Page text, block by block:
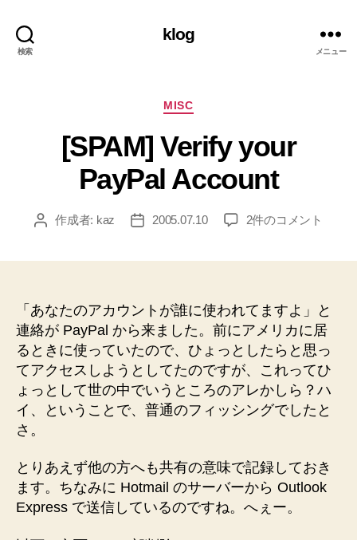
検索
klog
メニュー
カ
ゴ
リ
ー
MISC
[SPAM] Verify your
PayPal Account
投 作成者: kaz
投
2005.07.10
[SPAM]
へ
の
2件のコメント
「あなたのアカウントが誰に使われてますよ」と
連絡が PayPal から来ました。前にアメリカに居
るときに使っていたので、ひょっとしたらと思っ
てアクセスしようとしてたのですが、これってひ
ょっとして世の中でいうところのアレかしら？ハ
イ、ということで、普通のフィッシングでしたと
さ。
とりあえず他の方へも共有の意味で記録しておき
ます。ちなみに Hotmail のサーバーから Outlook
Express で送信しているのですね。へぇー。